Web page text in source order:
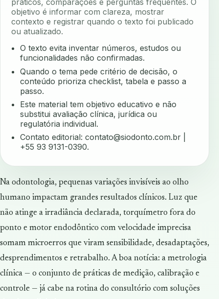
práticos, comparações e perguntas frequentes. O
objetivo é informar com clareza, mostrar
contexto e registrar quando o texto foi publicado
ou atualizado.
O texto evita inventar números, estudos ou
funcionalidades não confirmadas.
Quando o tema pede critério de decisão, o
conteúdo prioriza checklist, tabela e passo a
passo.
Este material tem objetivo educativo e não
substitui avaliação clínica, jurídica ou
regulatória individual.
Contato editorial:contato@siodonto.com.br
+55 93 9131-0390.
Na odontologia, pequenas variações invisíveis ao olho
humano impactam grandes resultados clínicos. Luz que
não atinge a irradiância declarada, torquímetro fora do
ponto e motor endodôntico com velocidade imprecisa
somam microerros que viram sensibilidade, desadaptações,
desprendimentos e retrabalho. A boa notícia: a metrologia
clínica — o conjunto de práticas de medição, calibração e
controle — já cabe na rotina do consultório com soluções